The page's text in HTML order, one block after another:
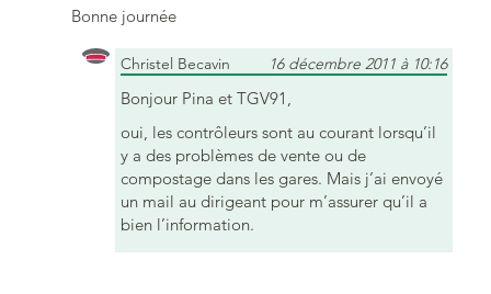
Bonne journée
Christel Becavin 16 décembre 2011 à 10:16
Bonjour Pina et TGV91,
oui, les contrôleurs sont au courant lorsqu’il
y a des problèmes de vente ou de
compostage dans les gares. Mais j’ai envoyé
un mail au dirigeant pour m’assurer qu’il a
bien l’information.